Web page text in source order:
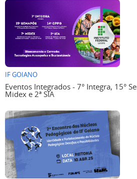
IF GOIANO
Eventos Integrados - 7° Integra, 15°
Midex e 2ª SIA